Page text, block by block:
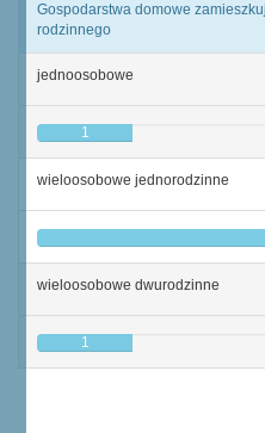
Gospodarstwa domowe
rodzinnego
jednoosobowe
1
wieloosobowe jednorodzinne
wieloosobowe dwurodzinne
1